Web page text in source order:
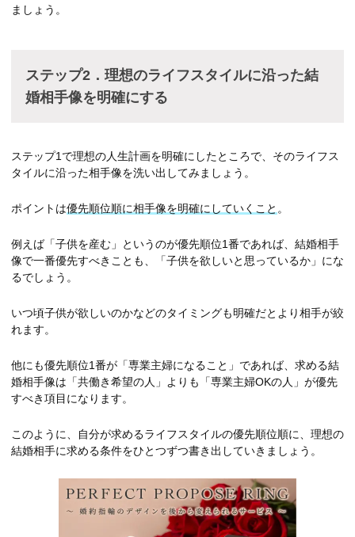
ましょう。
ステップ2． 理想のライフスタイルに沿った結
婚相手像を明確にする
ステップ1で理想の人生計画を明確にしたところで、そのライフス
タイルに沿った相手像を洗い出してみましょう。
ポイントは優先順位順に相手像を明確にしていくこと 。
例えば「子供を産む」というのが優先順位1番であれば、結婚相手
像で一番優先すべきことも、「子供を欲しいと思っているか」にな
るでしょう。
いつ頃子供が欲しいのかなどのタイミングも明確だとより相手が絞
れます。
他にも優先順位1番が「専業主婦になること」であれば、求める結
婚相手像は「共働き希望の人」よりも「専業主婦OKの人」が優先
すべき項目になります。
このように、自分が求めるライフスタイルの優先順位順に、理想の
結婚相手に求める条件をひとつずつ書き出していきましょう。